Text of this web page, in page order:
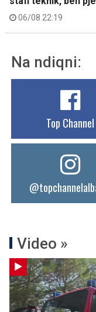
06/08 22:19
Na ndiqni:
Top Channel
Video »